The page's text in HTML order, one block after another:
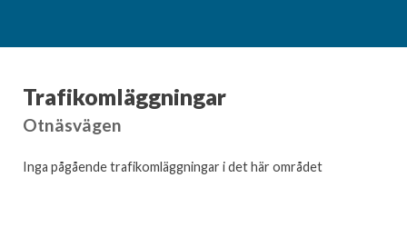
Trafikomläggningar
Otnäsvägen
Inga pågående trafikomläggningar i det här området